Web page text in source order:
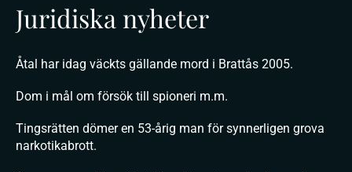
Juridiska nyheter
Åtal har idag väckts gällande mord i Brattås 2005.
Dom i mål om försök till spioneri m.m.
Tingsrätten dömer en 53-årig man för synnerligen grova
narkotikabrott.